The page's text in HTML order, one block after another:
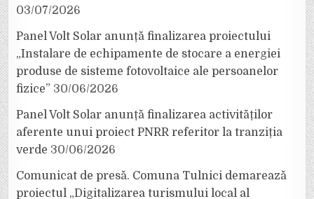
03/07/2026
Panel Volt Solar anunță finalizarea proiectului
„Instalare de echipamente de stocare a energiei
produse de sisteme fotovoltaice ale persoanelor
fizice” 30/06/2026
Panel Volt Solar anunță finalizarea activităților
aferente unui proiect PNRR referitor la tranziția
verde 30/06/2026
Comunicat de presă. Comuna Tulnici demarează
proiectul „Digitalizarea turismului local al